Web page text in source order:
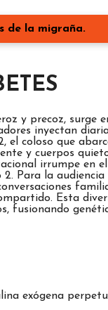
de la migraña.
y precoz,
inyectan
coloso que
y cuerpos
irrumpe en
Para la
Esta
fusionando
exógena